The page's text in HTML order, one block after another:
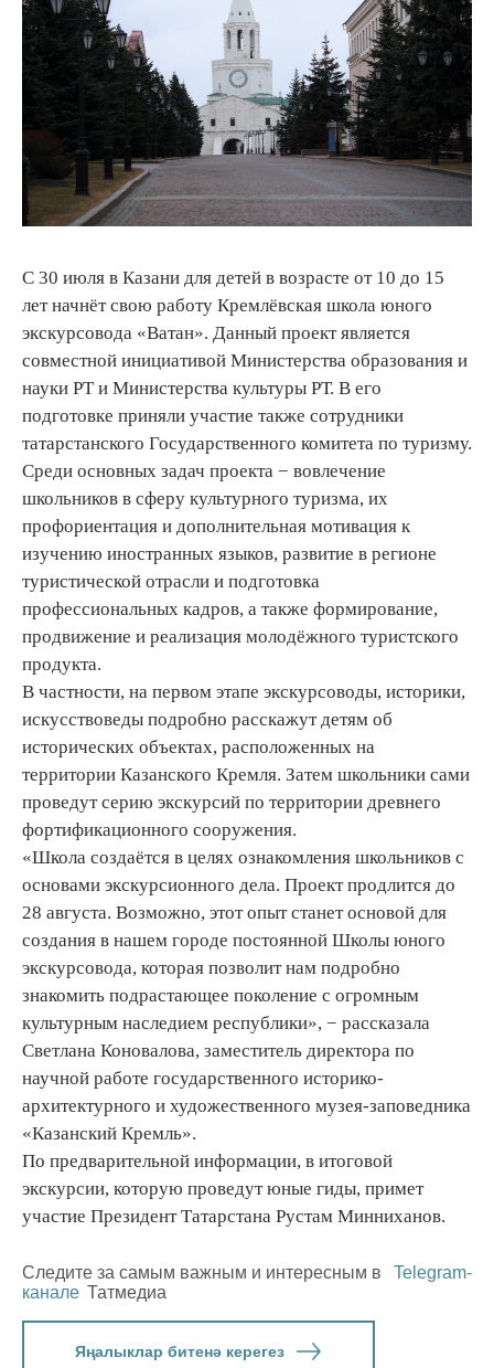
С 30 июля в Казани для детей в возрасте от 10 до 15
лет начнёт свою работу Кремлёвская школа юного
экскурсовода «Ватан». Данный проект является
совместной инициативой Министерства образования и
науки РТ и Министерства культуры РТ. В его
подготовке приняли участие также сотрудники
татарстанского Государственного комитета по туризму.
Среди основных задач проекта − вовлечение
школьников в сферу культурного туризма, их
профориентация и дополнительная мотивация к
изучению иностранных языков, развитие в регионе
туристической отрасли и подготовка
профессиональных кадров, а также формирование,
продвижение и реализация молодёжного туристского
продукта.
В частности, на первом этапе экскурсоводы, историки,
искусствоведы подробно расскажут детям об
исторических объектах, расположенных на
территории Казанского Кремля. Затем школьники сами
проведут серию экскурсий по территории древнего
фортификационного сооружения.
«Школа создаётся в целях ознакомления школьников с
основами экскурсионного дела. Проект продлится до
28 августа. Возможно, этот опыт станет основой для
создания в нашем городе постоянной Школы юного
экскурсовода, которая позволит нам подробно
знакомить подрастающее поколение с огромным
культурным наследием республики», − рассказала
Светлана Коновалова, заместитель директора по
научной работе государственного историко-
архитектурного и художественного музея-заповедника
«Казанский Кремль».
По предварительной информации, в итоговой
экскурсии, которую проведут юные гиды, примет
участие Президент Татарстана Рустам Минниханов.
Следите за самым важным и интересным в
Telegram-
канале Татмедиа
Яңалыклар битенә керегез